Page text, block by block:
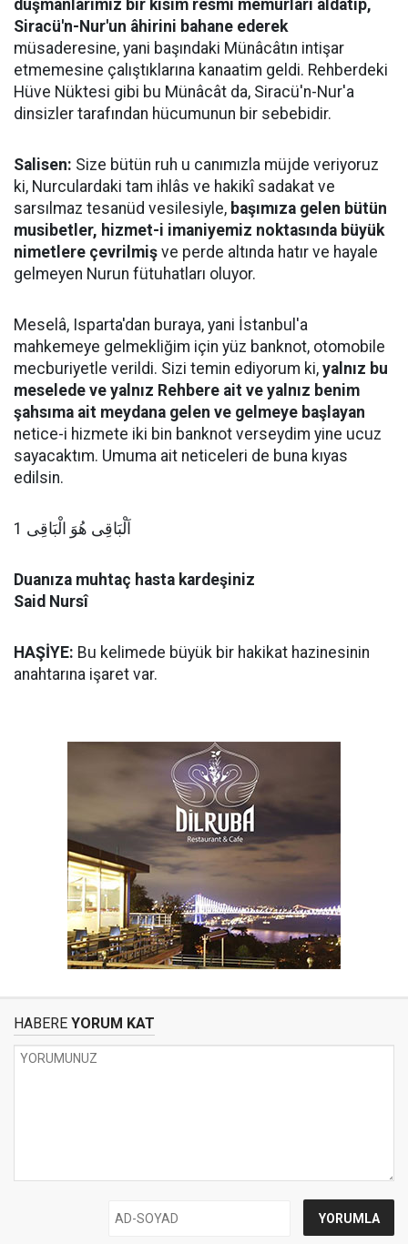
düşmanlarımız bir kısım resmî memurları aldatıp,
Siracü'n-Nur'un âhirini bahane ederek
müsaderesine, yani başındaki Münâcâtın intişar
etmemesine çalıştıklarına kanaatim geldi. Rehberdeki
Hüve Nüktesi gibi bu Münâcât da, Siracü'n-Nur'a
dinsizler tarafından hücumunun bir sebebidir.
Salisen: Size bütün ruh u canımızla müjde veriyoruz
ki, Nurculardaki tam ihlâs ve hakikî sadakat ve
sarsılmaz tesanüd vesilesiyle, başımıza gelen bütün
musibetler, hizmet-i imaniyemiz noktasında büyük
nimetlere çevrilmiş ve perde altında hatır ve hayale
gelmeyen Nurun fütuhatları oluyor.
Meselâ, Isparta'dan buraya, yani İstanbul'a
mahkemeye gelmekliğim için yüz banknot, otomobile
mecburiyetle verildi. Sizi temin ediyorum ki, yalnız bu
meselede ve yalnız Rehbere ait ve yalnız benim
şahsıma ait meydana gelen ve gelmeye başlayan
netice-i hizmete iki bin banknot verseydim yine ucuz
sayacaktım. Umuma ait neticeleri de buna kıyas
edilsin.
اَلْبَاقِى هُوَ الْبَاقِى 1
Duanıza muhtaç hasta kardeşiniz
Said Nursî
HAŞİYE: Bu kelimede büyük bir hakikat hazinesinin
anahtarına işaret var.
HABERE YORUM KAT